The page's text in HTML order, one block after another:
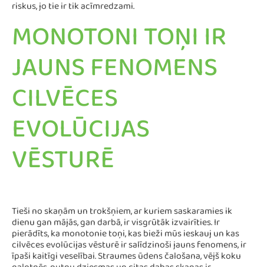
riskus, jo tie ir tik acīmredzami.
MONOTONI TOŅI IR
JAUNS FENOMENS
CILVĒCES
EVOLŪCIJAS
VĒSTURĒ
Tieši no skaņām un trokšņiem, ar kuriem saskaramies ik
dienu gan mājās, gan darbā, ir visgrūtāk izvairīties. Ir
pierādīts, ka monotonie toņi, kas bieži mūs ieskauj un kas
cilvēces evolūcijas vēsturē ir salīdzinoši jauns fenomens, ir
īpaši kaitīgi veselībai. Straumes ūdens čalošana, vējš koku